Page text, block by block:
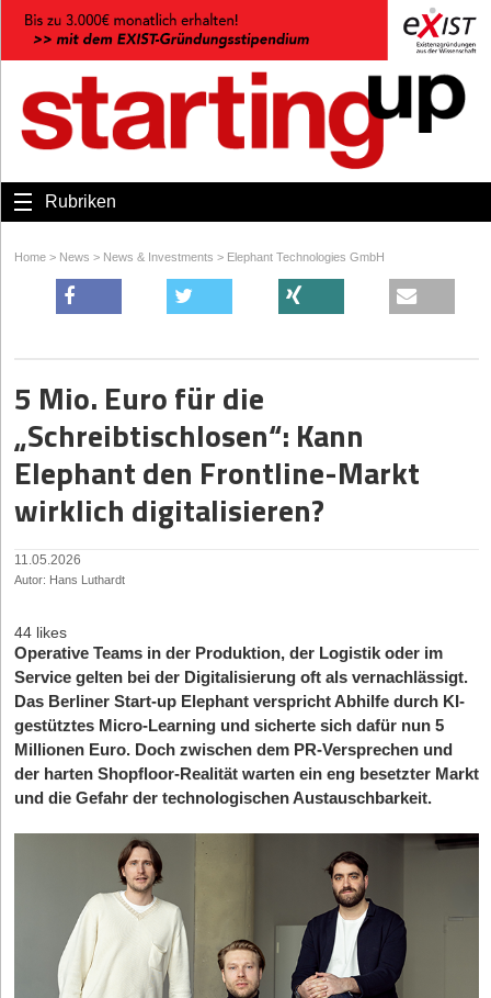
Rubriken
Home > News > News & Investments > Elephant Technologies GmbH
5 Mio. Euro für die
„Schreibtischlosen“: Kann
Elephant den Frontline-Markt
wirklich digitalisieren?
11.05.2026
Autor: Hans Luthardt
44 likes
Operative Teams in der Produktion, der Logistik oder im
Service gelten bei der Digitalisierung oft als vernachlässigt.
Das Berliner Start-up Elephant verspricht Abhilfe durch KI-
gestütztes Micro-Learning und sicherte sich dafür nun 5
Millionen Euro. Doch zwischen dem PR-Versprechen und
der harten Shopfloor-Realität warten ein eng besetzter Markt
und die Gefahr der technologischen Austauschbarkeit.